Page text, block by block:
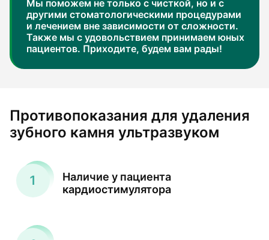
Мы поможем не только с чисткой, но и с
другими стоматологическими процедурами
и лечением вне зависимости от сложности.
Также мы с удовольствием принимаем юных
пациентов. Приходите, будем вам рады!
Противопоказания для удаления
зубного камня ультразвуком
Наличие у пациента
кардиостимулятора